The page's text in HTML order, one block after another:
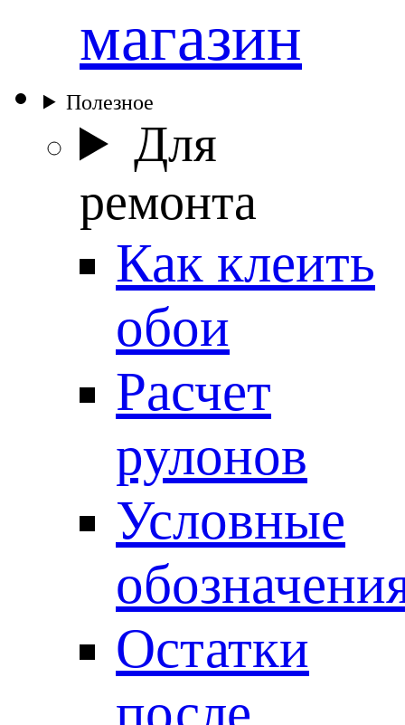
магазин
Полезное
Для
ремонта
Как клеить
обои
Расчет
рулонов
Условные
Остатки
после